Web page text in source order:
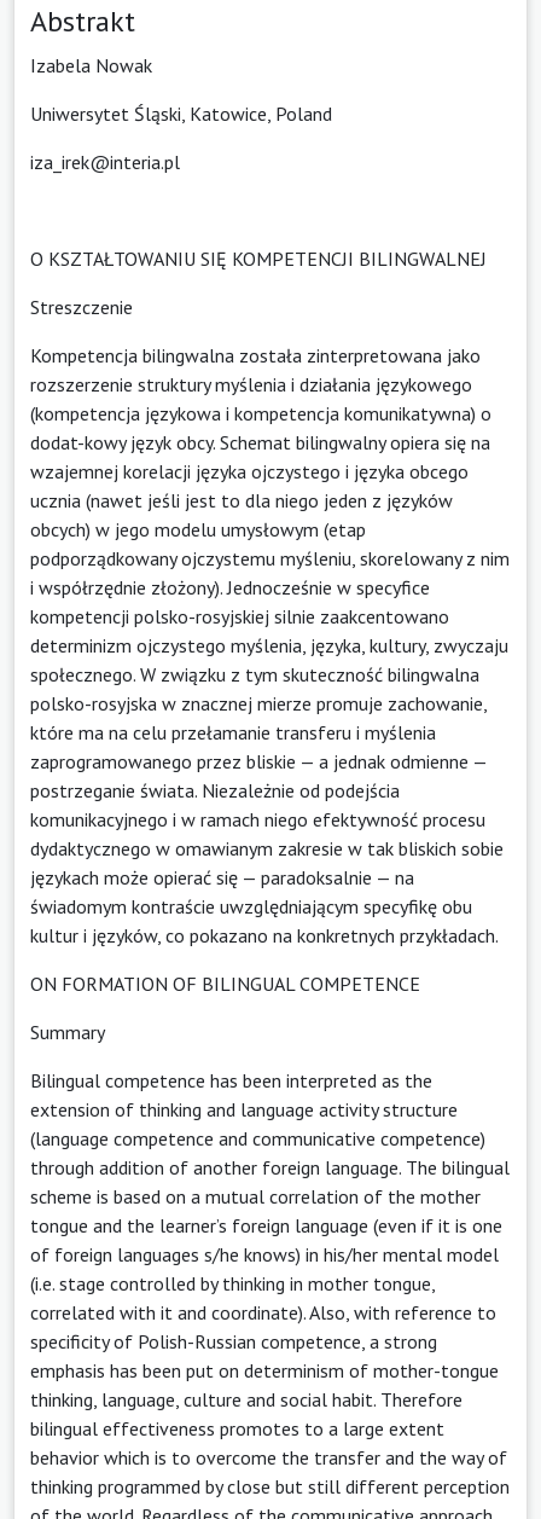
Abstrakt
Izabela Nowak
Uniwersytet Śląski, Katowice, Poland
iza_irek@interia.pl
O KSZTAŁTOWANIU SIĘ KOMPETENCJI BILINGWALNEJ
Streszczenie
Kompetencja bilingwalna została zinterpretowana jako
rozszerzenie struktury myślenia i działania językowego
(kompetencja językowa i kompetencja komunikatywna) o
dodat-kowy język obcy. Schemat bilingwalny opiera się na
wzajemnej korelacji języka ojczystego i języka obcego
ucznia (nawet jeśli jest to dla niego jeden z języków
obcych) w jego modelu umysłowym (etap
podporządkowany ojczystemu myśleniu, skorelowany z nim
i współrzędnie złożony). Jednocześnie w specyfice
kompetencji polsko-rosyjskiej silnie zaakcentowano
determinizm ojczystego myślenia, języka, kultury, zwyczaju
społecznego. W związku z tym skuteczność bilingwalna
polsko-rosyjska w znacznej mierze promuje zachowanie,
które ma na celu przełamanie transferu i myślenia
zaprogramowanego przez bliskie — a jednak odmienne —
postrzeganie świata. Niezależnie od podejścia
komunikacyjnego i w ramach niego efektywność procesu
dydaktycznego w omawianym zakresie w tak bliskich sobie
językach może opierać się — paradoksalnie — na
świadomym kontraście uwzględniającym specyfikę obu
kultur i języków, co pokazano na konkretnych przykładach.
ON FORMATION OF BILINGUAL COMPETENCE
Summary
Bilingual competence has been interpreted as the
extension of thinking and language activity structure
(language competence and communicative competence)
through addition of another foreign language. The bilingual
scheme is based on a mutual correlation of the mother
tongue and the learner’s foreign language (even if it is one
of foreign languages s/he knows) in his/her mental model
(i.e. stage controlled by thinking in mother tongue,
correlated with it and coordinate). Also, with reference to
specificity of Polish-Russian competence, a strong
emphasis has been put on determinism of mother-tongue
thinking, language, culture and social habit. Therefore
bilingual effectiveness promotes to a large extent
behavior which is to overcome the transfer and the way of
thinking programmed by close but still different perception